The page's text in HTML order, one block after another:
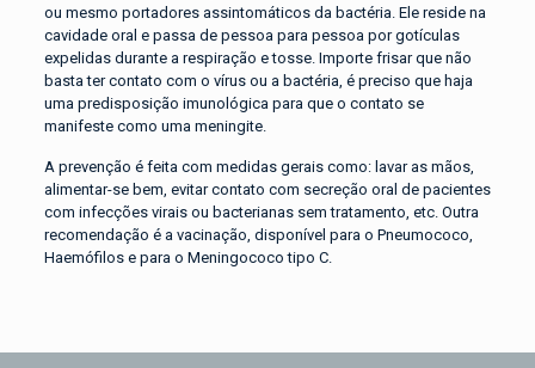
ou mesmo portadores assintomáticos da bactéria. Ele reside na
cavidade oral e passa de pessoa para pessoa por gotículas
expelidas durante a respiração e tosse. Importe frisar que não
basta ter contato com o vírus ou a bactéria, é preciso que haja
uma predisposição imunológica para que o contato se
manifeste como uma meningite.
A prevenção é feita com medidas gerais como: lavar as mãos,
alimentar-se bem, evitar contato com secreção oral de pacientes
com infecções virais ou bacterianas sem tratamento, etc. Outra
recomendação é a vacinação, disponível para o Pneumococo,
Haemófilos e para o Meningococo tipo C.